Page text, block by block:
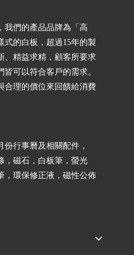
我們的產品品牌為「高
式的白板，超過15年的製
、精益求精，顧客所要求
可以符合客戶的需求。
合理的價位來回饋給消費
行事曆及相關配件，
，磁石，白板筆，螢光
，環保修正液，磁性公佈